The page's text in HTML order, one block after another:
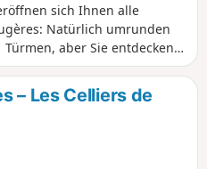
sich Ihnen alle
Natürlich umrunden
aber Sie entdecken
Coupé oder vom Jardin
Parc des Orières, das Val
ebenfalls auf dem
Sie in der Oberstadt mit
und ihren Museen das
– Les Celliers de